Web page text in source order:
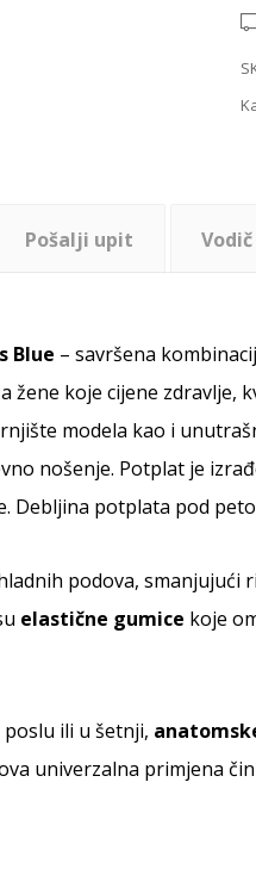
Pošalji upit
Blue – savršena
žene koje cijene
modela kao i
nošenje. Potplat je
Debljina potplata pod
podova,
elastične gumice koje
ili u šetnji,
univerzalna primjena